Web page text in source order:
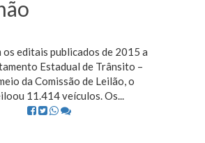
os editais publicados de 2015 a
Estadual de Trânsito –
da Comissão de Leilão, o
11.414 veículos. Os...